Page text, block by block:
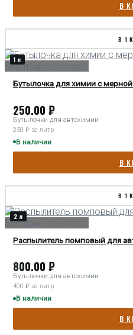
В
В 1
1 л
Быстрый просмотр
Бутылочка для химии с мерной
250.00 ₽
Бутылочки для автохимии
250 ₽ за литр
В наличии
В
В 1
2 л
Быстрый просмотр
Распылитель помповый для
800.00 ₽
Бутылочки для автохимии
400 ₽ за литр
В наличии
В